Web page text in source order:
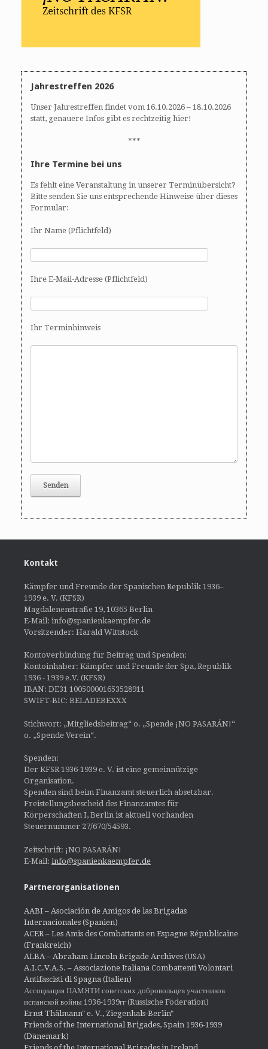
Jahrestreffen 2026
Unser Jahrestreffen findet vom 16.10.2026 – 18.10.2026
statt, genauere Infos gibt es rechtzeitig hier!
***
Ihre Termine bei uns
Es fehlt eine Veranstaltung in unserer Terminübersicht?
Bitte senden Sie uns entsprechende Hinweise über dieses
Formular:
Ihr Name (Pflichtfeld)
Ihre E-Mail-Adresse (Pflichtfeld)
Ihr Terminhinweis
Kontakt
Kämpfer und Freunde der Spanischen Republik 1936–
1939 e. V. (KFSR)
Magdalenenstraße 19, 10365 Berlin
E-Mail: info@spanienkaempfer.de
Vorsitzender: Harald Wittstock
Kontoverbindung für Beitrag und Spenden:
Kontoinhaber: Kämpfer und Freunde der Spa, Republik
1936 - 1939 e.V. (KFSR)
IBAN: DE31 100500001653528911
SWIFT-BIC: BELADEBEXXX
Stichwort: „Mitgliedsbeitrag“ o. „Spende ¡NO PASARÁN!“
o. „Spende Verein“.
Spenden:
Der KFSR 1936-1939 e. V. ist eine gemeinnützige
Organisation.
Spenden sind beim Finanzamt steuerlich absetzbar.
Freistellungsbescheid des Finanzamtes für
Körperschaften I, Berlin ist aktuell vorhanden
Steuernummer 27/670/54593.
Zeitschrift: ¡NO PASARÁN!
E-Mail: info@spanienkaempfer.de
Partnerorganisationen
AABI – Asociación de Amigos de las Brigadas
Internacionales (Spanien)
ACER – Les Amis des Combattants en Espagne Républicaine
(Frankreich)
ALBA – Abraham Lincoln Brigade Archives (USA)
A.I.C.V.A.S. – Associazione Italiana Combattenti Volontari
Antifascisti di Spagna (Italien)
Ассоциация ПАМЯТИ советских добровольцев участников
испанской войны 1936-1939гг (Russische Föderation)
Ernst Thälmann" e. V., Ziegenhals-Berlin"
Friends of the International Brigades, Spain 1936-1939
(Dänemark)